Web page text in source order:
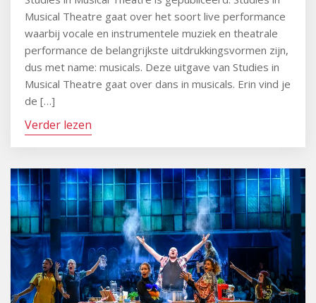
Musical Theatre gaat over het soort live performance
waarbij vocale en instrumentele muziek en theatrale
performance de belangrijkste uitdrukkingsvormen zijn,
dus met name: musicals. Deze uitgave van Studies in
Musical Theatre gaat over dans in musicals. Erin vind je
de […]
Verder lezen